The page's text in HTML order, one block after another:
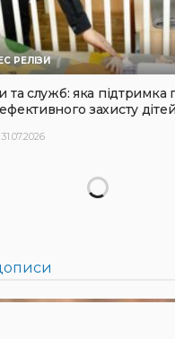
РЕЛІЗИ
та служб: яка підтримка
захисту дітей
31.07.2026